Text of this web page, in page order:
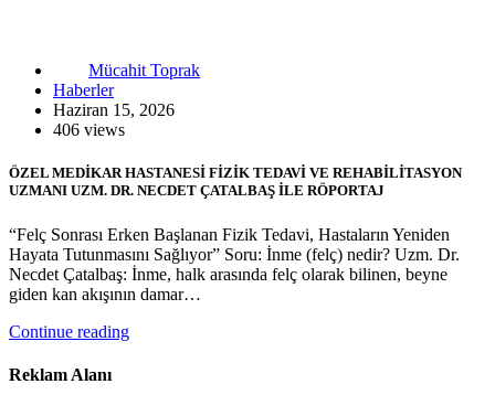
Mücahit Toprak
Haberler
Haziran 15, 2026
406 views
ÖZEL MEDİKAR HASTANESİ FİZİK TEDAVİ VE REHABİLİTASYON
UZMANI UZM. DR. NECDET ÇATALBAŞ İLE RÖPORTAJ
“Felç Sonrası Erken Başlanan Fizik Tedavi, Hastaların Yeniden
Hayata Tutunmasını Sağlıyor” Soru: İnme (felç) nedir? Uzm. Dr.
Necdet Çatalbaş: İnme, halk arasında felç olarak bilinen, beyne
giden kan akışının damar…
Continue reading
Reklam Alanı